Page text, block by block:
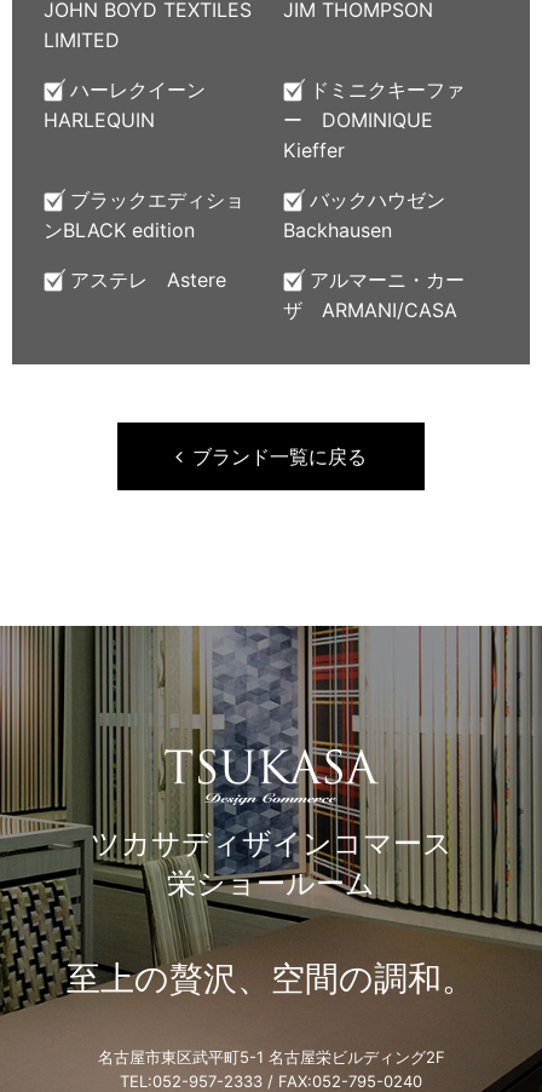
JOHN BOYD TEXTILES
LIMITED
JIM THOMPSON
ハーレクイーン
HARLEQUIN
ドミニクキーファ
ー DOMINIQUE
Kieffer
ブラックエディショ
ンBLACK edition
バックハウゼン
Backhausen
アステレ Astere
アルマーニ・カー
ザ ARMANI/CASA
ブランド一覧に戻る
ツカサディザインコマース
栄ショールーム
至上の贅沢、空間の調和。
名古屋市東区武平町5-1 名古屋栄ビルディング2F
TEL:052-957-2333 / FAX:052-795-0240